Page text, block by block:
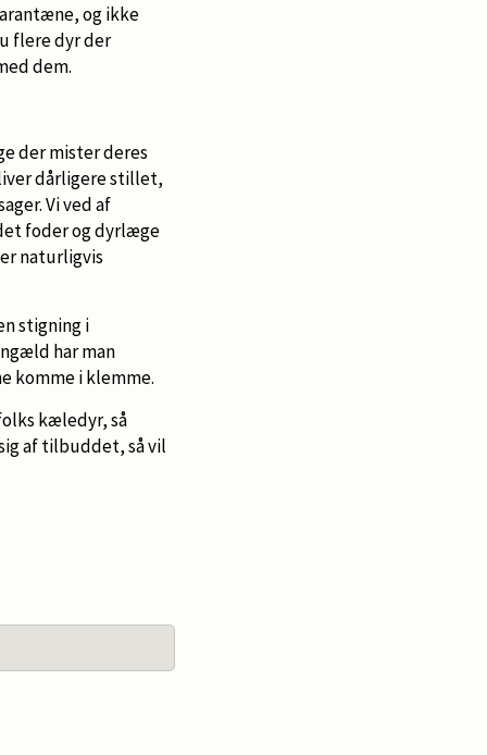
og ikke
flere dyr der
dem.
der mister deres
dårligere stillet,
Vi ved af
foder og dyrlæge
naturligvis
stigning i
har man
komme i klemme.
kæledyr, så
af tilbuddet, så vil